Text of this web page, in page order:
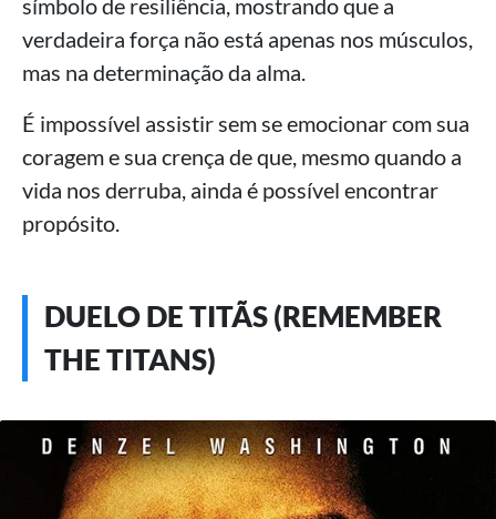
símbolo de resiliência, mostrando que a
verdadeira força não está apenas nos músculos,
mas na determinação da alma.
É impossível assistir sem se emocionar com sua
coragem e sua crença de que, mesmo quando a
vida nos derruba, ainda é possível encontrar
propósito.
DUELO DE TITÃS (REMEMBER
THE TITANS)